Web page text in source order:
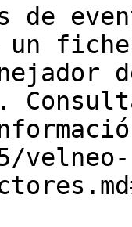
de
un
velneo-